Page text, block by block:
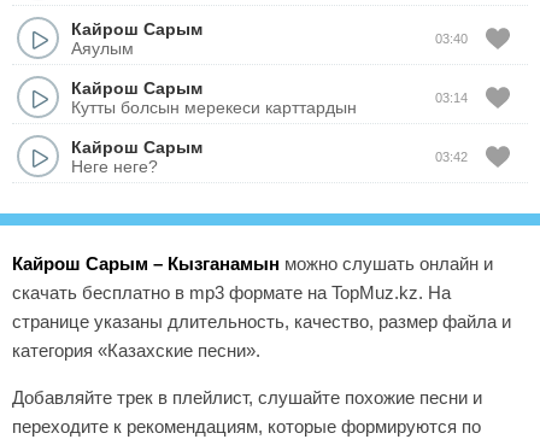
Кайрош Сарым
Аяулым
03:40
Кайрош Сарым
Кутты болсын мерекеси карттардын
03:14
Кайрош Сарым
Неге неге?
03:42
Кайрош Сарым – Кызганамын можно слушать онлайн и
скачать бесплатно в mp3 формате на TopMuz.kz. На
странице указаны длительность, качество, размер файла и
категория «Казахские песни».
Добавляйте трек в плейлист, слушайте похожие песни и
переходите к рекомендациям, которые формируются по